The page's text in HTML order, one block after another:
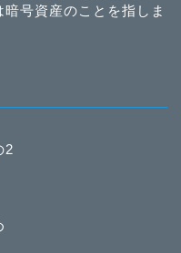
号資産のことを指しま
2